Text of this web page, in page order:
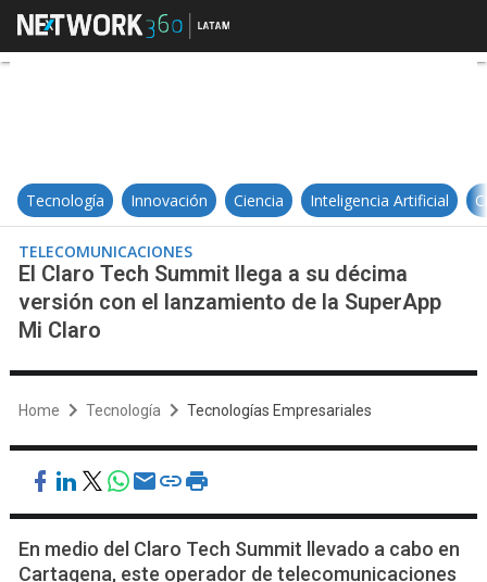
El Claro Tech Summit llega a su
Tecnología Innovación Ciencia Inteligencia Artificial
TELECOMUNICACIONES
El Claro Tech Summit llega a su décima
versión con el lanzamiento de la SuperApp
Mi Claro
Home Tecnología Tecnologías Empresariales
En medio del Claro Tech Summit llevado a cabo en
Cartagena, este operador de telecomunicaciones